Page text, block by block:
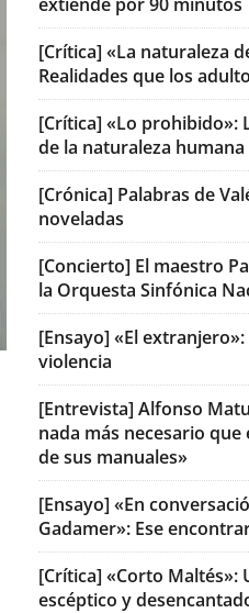
[Crítica] «La naturaleza
Realidades que los
[Crítica] «Lo prohibido»:
de la naturaleza humana
[Crónica] Palabras de
noveladas
[Concierto] El maestro
la Orquesta Sinfónica
[Ensayo] «El
violencia
[Entrevista] Alfonso
nada más necesario
de sus manuales»
[Ensayo] «En
Gadamer»: Ese
[Crítica] «Corto Maltés»:
escéptico y